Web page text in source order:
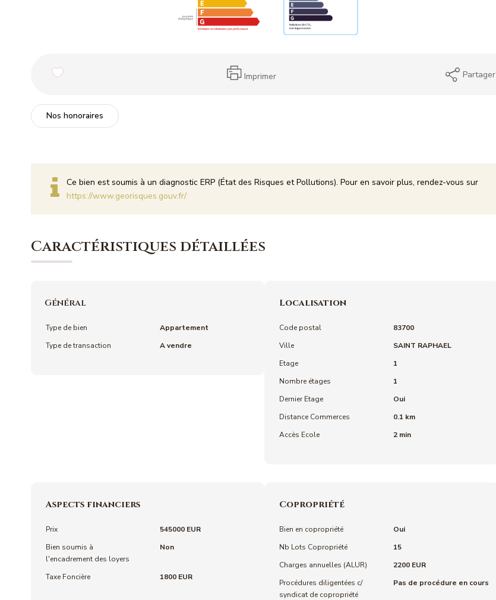
Imprimer Partager
Nos honoraires
Ce bien est soumis à un diagnostic ERP (État des Risques et Pollutions). Pour en savoir plus, rendez-vous sur
https://www.georisques.gouv.fr/
Caractéristiques détaillées
Général
Type de bien
Appartement
Type de transaction
A vendre
Localisation
Code postal
83700
Ville
SAINT RAPHAEL
Etage
1
Nombre étages
1
Dernier Etage
Oui
Distance Commerces
0.1 km
Accès Ecole
2 min
Aspects financiers
Prix
545000 EUR
Bien soumis à
l'encadrement des loyers
Non
Taxe Foncière 1800 EUR
Copropriété
Bien en copropriété
Oui
Nb Lots Copropriété
15
Charges annuelles (ALUR)
2200 EUR
Procédures diligentées c/
syndicat de copropriété
Pas de procédure en cours